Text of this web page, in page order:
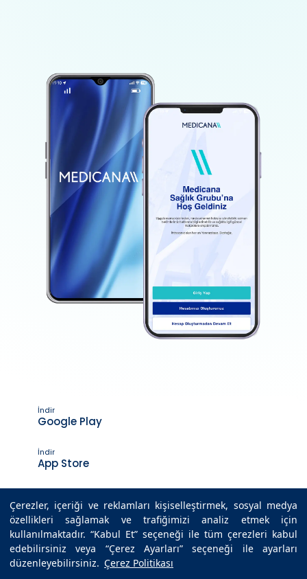
Çerezler, içeriği ve reklamları kişiselleştirmek, sosyal medya
özellikleri sağlamak ve trafiğimizi analiz etmek için
kullanılmaktadır. “Kabul Et” seçeneği ile tüm çerezleri kabul
edebilirsiniz veya “Çerez Ayarları” seçeneği ile ayarları
düzenleyebilirsiniz. Çerez Politikası
İndir
Google Play
İndir
App Store
Son Güncelleme Tarihi : 10.12.2021 13:36